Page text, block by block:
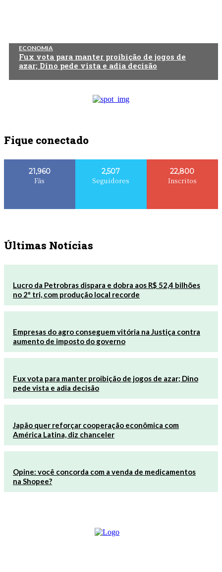
ECONOMIA
Fux vota para manter proibição de jogos de
azar; Dino pede vista e adia decisão
Fique conectado
21,960
Fãs
2,507
Seguidores
22,800
Inscritos
Últimas Notícias
Lucro da Petrobras dispara e dobra aos R$ 52,4 bilhões
no 2º tri, com produção local recorde
Empresas do agro conseguem vitória na Justiça contra
aumento de imposto do governo
Fux vota para manter proibição de jogos de azar; Dino
pede vista e adia decisão
Japão quer reforçar cooperação econômica com
América Latina, diz chanceler
Opine: você concorda com a venda de medicamentos
na Shopee?